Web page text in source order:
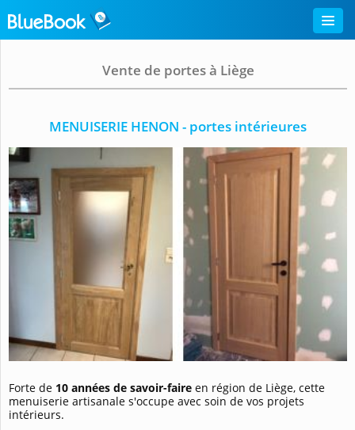
Vente de portes à Liège
MENUISERIE HENON - portes intérieures
Forte de 10 années de savoir-faire en région de Liège, cette
menuiserie artisanale s'occupe avec soin de vos projets
intérieurs.